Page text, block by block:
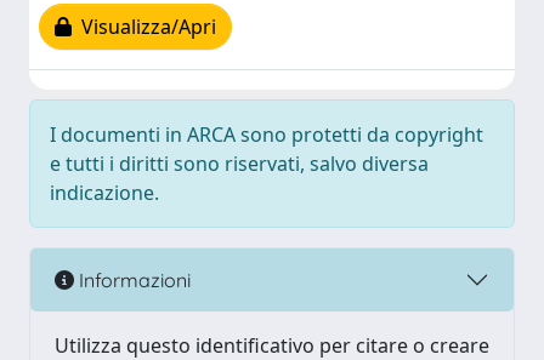
Visualizza/Apri
I documenti in ARCA sono protetti da copyright
e tutti i diritti sono riservati, salvo diversa
indicazione.
Informazioni
Utilizza questo identificativo per citare o creare